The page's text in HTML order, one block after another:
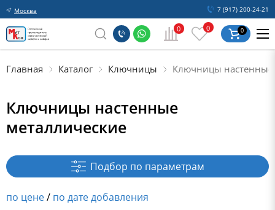
Москва 7 (917) 200-24-21
0 0 0
Главная Каталог Ключницы Ключницы настенные
Ключницы настенные
металлические
Подбор по параметрам
по цене/ по дате добавления